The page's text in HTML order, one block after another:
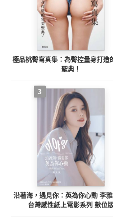
極品桃臀寫真集：為臀控量身打造
聖典！
3
沿著海，遇見你：英為你心動 李
台灣感性紙上電影系列 數位